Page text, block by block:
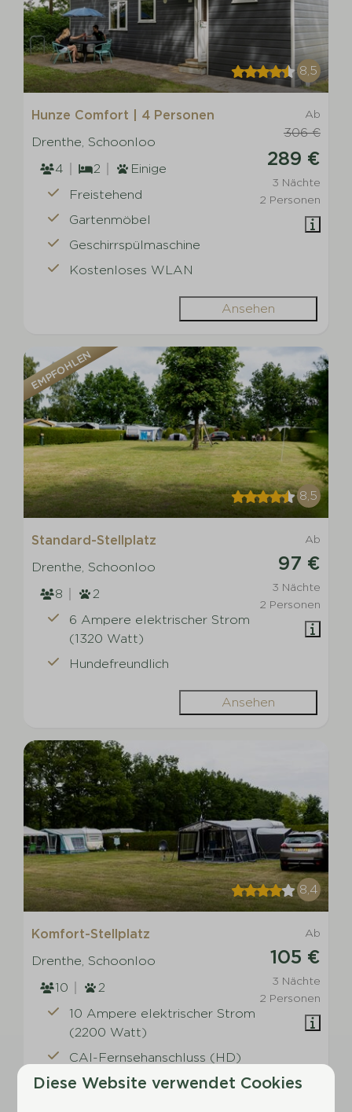
8,5
Ab
306 €
289 €
3 Nächte
2 Personen
Hunze Comfort | 4 Personen
Drenthe, Schoonloo
4
2
Einige
Freistehend
Gartenmöbel
Geschirrspülmaschine
Kostenloses WLAN
Ansehen
EMPFOHLEN
8,5
Ab
97 €
3 Nächte
2 Personen
Standard-Stellplatz
Drenthe, Schoonloo
8
2
6 Ampere elektrischer Strom
(1320 Watt)
Hundefreundlich
Ansehen
8,4
Ab
105 €
3 Nächte
2 Personen
Komfort-Stellplatz
Drenthe, Schoonloo
10
2
10 Ampere elektrischer Strom
(2200 Watt)
CAI-Fernsehanschluss (HD)
Wasserhahn mit Entwässerung
Diese Website verwendet Cookies